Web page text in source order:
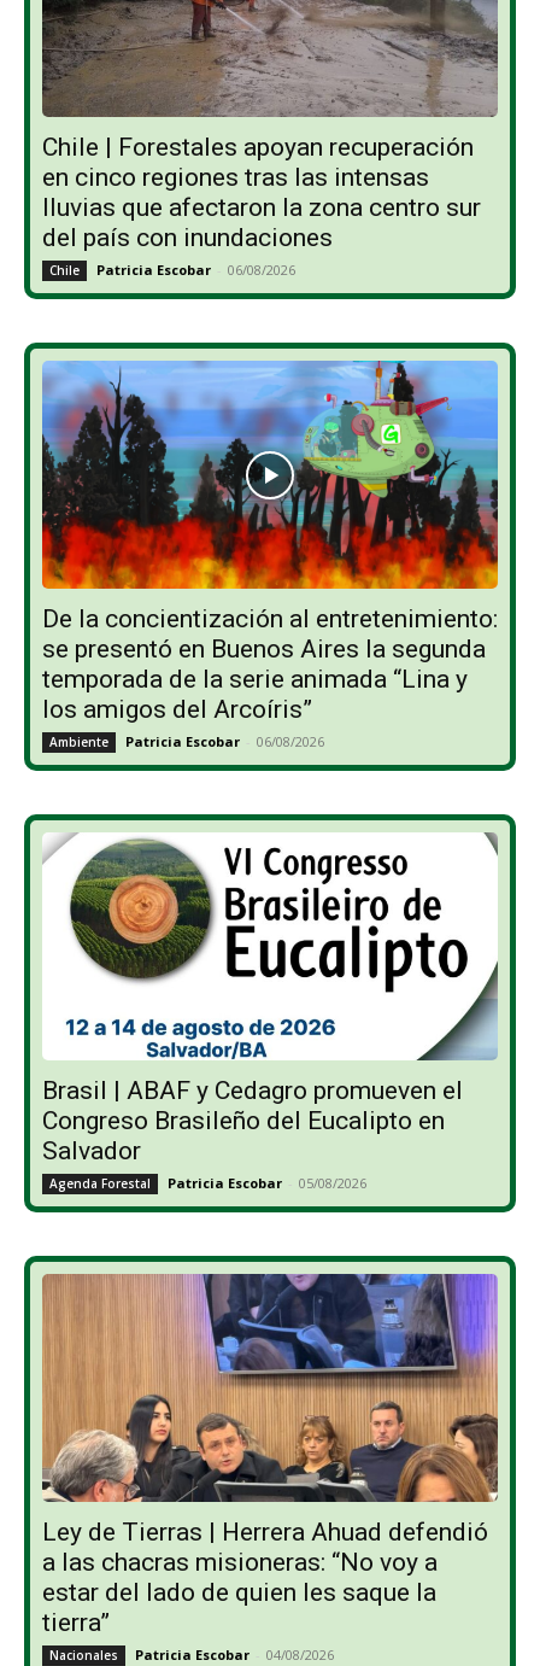
Chile | Forestales apoyan recuperación
en cinco regiones tras las intensas
lluvias que afectaron la zona centro sur
del país con inundaciones
Chile Patricia Escobar - 06/08/2026
De la concientización al entretenimiento:
se presentó en Buenos Aires la segunda
temporada de la serie animada “Lina y
los amigos del Arcoíris”
Ambiente Patricia Escobar - 06/08/2026
Brasil | ABAF y Cedagro promueven el
Congreso Brasileño del Eucalipto en
Salvador
Agenda Forestal Patricia Escobar - 05/08/2026
Ley de Tierras | Herrera Ahuad defendió
a las chacras misioneras: “No voy a
estar del lado de quien les saque la
tierra”
Nacionales Patricia Escobar - 04/08/2026